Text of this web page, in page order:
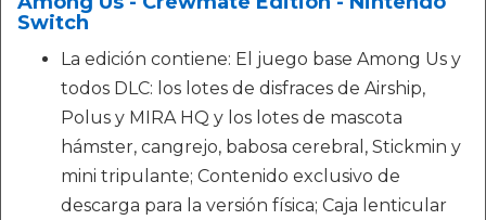
Switch
La edición contiene: El juego base Among Us y
todos DLC: los lotes de disfraces de Airship,
Polus y MIRA HQ y los lotes de mascota
hámster, cangrejo, babosa cerebral, Stickmin y
mini tripulante; Contenido exclusivo de
descarga para la versión física; Caja lenticular